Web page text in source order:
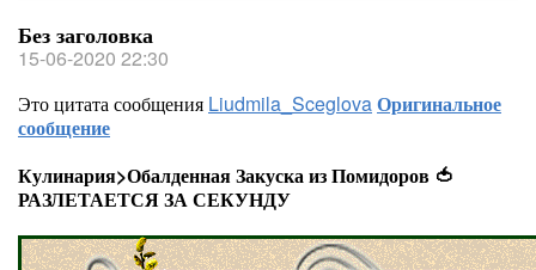
Без заголовка
15-06-2020 22:30
Это цитата сообщения Liudmila_SceglovaОригинальное
сообщение
Кулинария>Обалденная Закуска из Помидоров 🍅
РАЗЛЕТАЕТСЯ ЗА СЕКУНДУ